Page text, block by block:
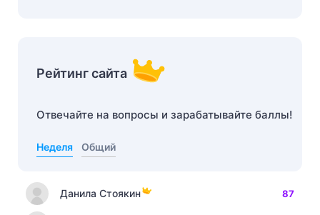
Рейтинг сайта
Отвечайте на вопросы и зарабатывайте баллы!
Неделя Общий
Данила Стоякин 87